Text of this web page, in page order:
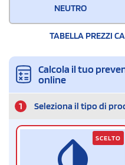
NEUTRO
TABELLA PREZZI
Calcola il tuo
online
1 Seleziona il tipo di
SCELTO